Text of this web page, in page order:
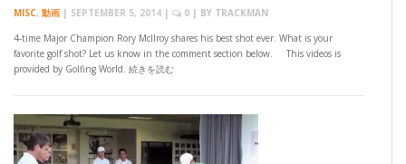
MISC, 動画 | SEPTEMBER 5, 2014 | 0 | BY TRACKMAN
4-time Major Champion Rory McIlroy shares his best shot ever. What is your
favorite golf shot? Let us know in the comment section below. This videos is
provided by Golfing World. 続きを読む